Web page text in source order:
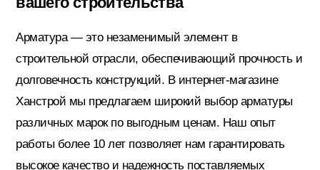
Стеклохолст; Клей для обоев
Арматура — это незаменимый элемент в
строительной отрасли, обеспечивающий прочность и
долговечность конструкций. В интернет-магазине
Ханстрой мы предлагаем широкий выбор арматуры
различных марок по выгодным ценам. Наш опыт
работы более 10 лет позволяет нам гарантировать
высокое качество и надежность поставляемых